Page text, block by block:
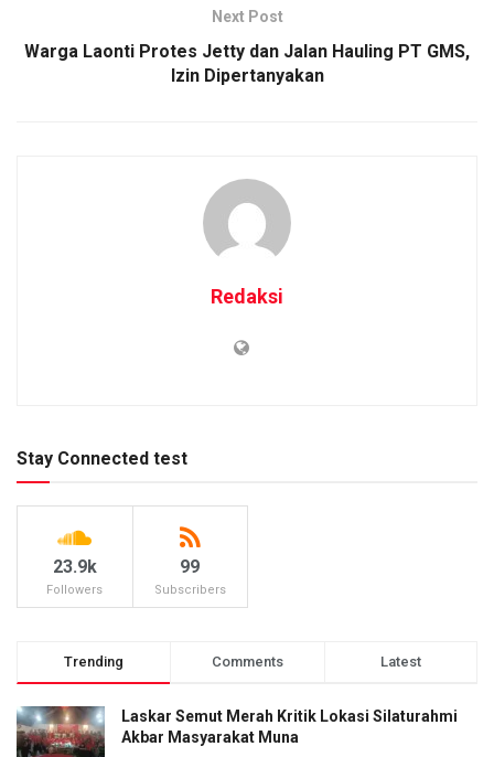
Next Post
Warga Laonti Protes Jetty dan Jalan Hauling PT GMS,
Izin Dipertanyakan
Redaksi
Stay Connected test
23.9k
Followers
99
Subscribers
Trending Comments Latest
Laskar Semut Merah Kritik Lokasi Silaturahmi
Akbar Masyarakat Muna